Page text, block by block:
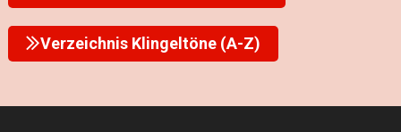
Verzeichnis Klingeltöne (A-Z)